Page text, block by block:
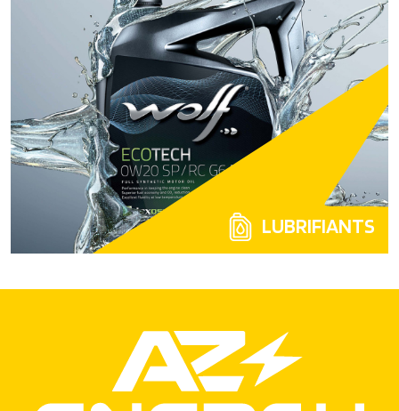
LUBRIFIANTS